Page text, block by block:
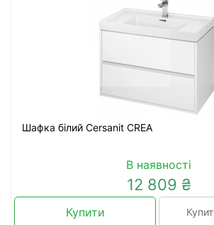
Шафка білий Cersanit CREA
В наявності
12 809 ₴
Купити